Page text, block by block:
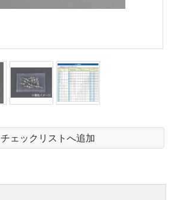
チェックリストへ追加